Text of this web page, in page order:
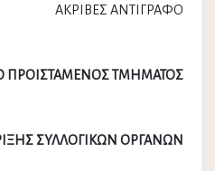
ΑΚΡΙΒΕΣ ΑΝΤΙΓΡΑΦΟ
ΠΡΟΙΣΤΑΜΕΝΟΣ ΤΜΗΜΑΤΟΣ
ΣΥΛΛΟΓΙΚΩΝ ΟΡΓΑΝΩΝ